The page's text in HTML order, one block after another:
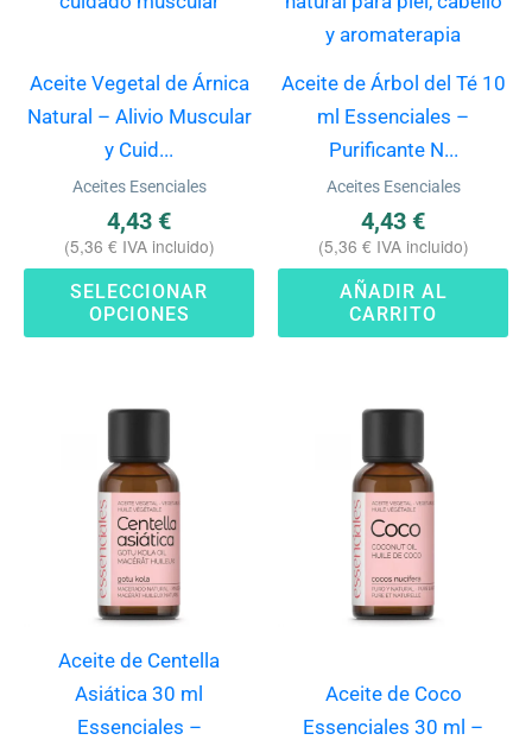
Aceite Vegetal de Árnica
Natural – Alivio Muscular
y Cuid...
Aceites Esenciales
4,43 €
(5,36 € IVA incluido)
SELECCIONAR
OPCIONES
variantes.
la
de
Aceite de Árbol del Té 10
ml Essenciales –
Purificante N...
Aceites Esenciales
4,43 €
(5,36 € IVA incluido)
AÑADIR AL
CARRITO
Aceite de Centella
Asiática 30 ml
Essenciales –
Aceite de Coco
Essenciales 30 ml –